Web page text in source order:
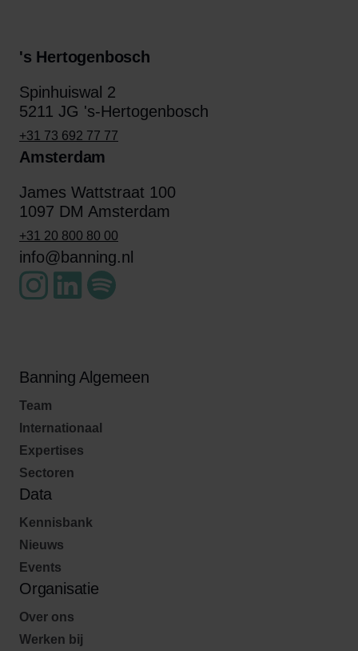
's Hertogenbosch
Spinhuiswal 2
5211 JG 's-Hertogenbosch
+31 73 692 77 77
Amsterdam
James Wattstraat 100
1097 DM Amsterdam
+31 20 800 80 00
info@banning.nl
Banning Algemeen
Team
Internationaal
Expertises
Sectoren
Data
Kennisbank
Nieuws
Events
Organisatie
Over ons
Werken bij